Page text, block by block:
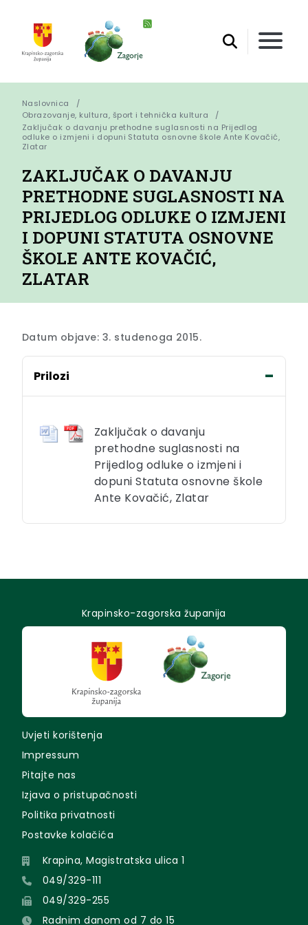
Naslovnica
Obrazovanje, kultura, šport i tehnička kultura
Zaključak o davanju prethodne suglasnosti na Prijedlog
odluke o izmjeni i dopuni Statuta osnovne škole Ante Kovačić,
Zlatar
ZAKLJUČAK O DAVANJU
PRETHODNE SUGLASNOSTI NA
PRIJEDLOG ODLUKE O IZMJENI
I DOPUNI STATUTA OSNOVNE
ŠKOLE ANTE KOVAČIĆ,
ZLATAR
Datum objave: 3. studenoga 2015.
Prilozi
Zaključak o davanju
prethodne suglasnosti na
Prijedlog odluke o izmjeni i
dopuni Statuta osnovne škole
Ante Kovačić, Zlatar
Krapinsko-zagorska županija
Uvjeti korištenja
Impressum
Pitajte nas
Izjava o pristupačnosti
Politika privatnosti
Postavke kolačića
Krapina, Magistratska ulica 1
049/329-111
049/329-255
Radnim danom od 7 do 15